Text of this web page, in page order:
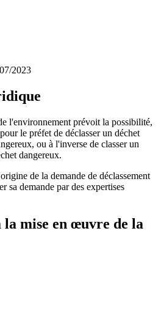
2023
l'environnement prévoit la possibilité,
le préfet de déclasser un déchet
ou à l'inverse de classer un
dangereux.
de la demande de déclassement
sa demande par des expertises
la mise en œuvre de la